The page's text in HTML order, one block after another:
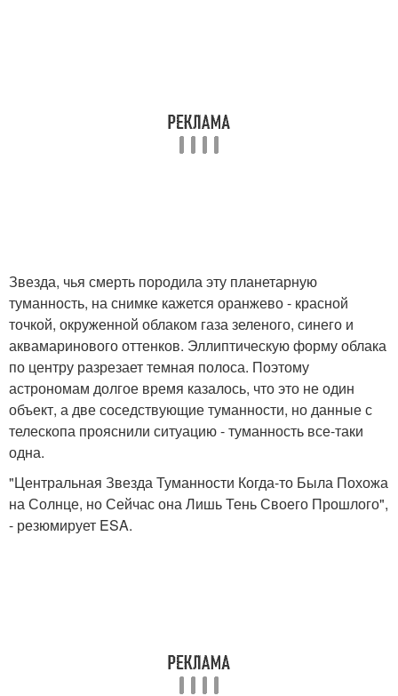
Звезда, чья смерть породила эту планетарную
туманность, на снимке кажется оранжево - красной
точкой, окруженной облаком газа зеленого, синего и
аквамаринового оттенков. Эллиптическую форму облака
по центру разрезает темная полоса. Поэтому
астрономам долгое время казалось, что это не один
объект, а две соседствующие туманности, но данные с
телескопа прояснили ситуацию - туманность все-таки
одна.
"Центральная Звезда Туманности Когда-то Была Похожа
на Солнце, но Сейчас она Лишь Тень Своего Прошлого",
- резюмирует ESA.